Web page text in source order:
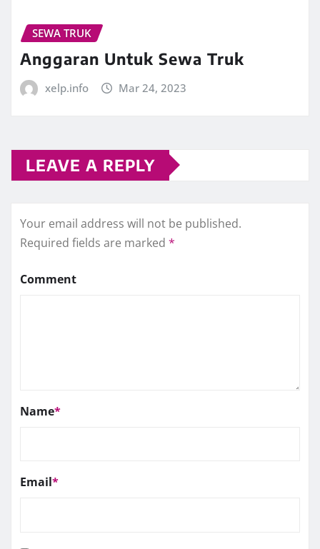
SEWA TRUK
Anggaran Untuk Sewa Truk
xelp.info Mar 24, 2023
LEAVE A REPLY
Your email address will not be published.
Required fields are marked *
Comment
Name*
Email*